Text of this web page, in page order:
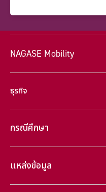
NAGASE Mobility
ธุรกิจ
กรณีศึกษา
แหล่งข้อมูล